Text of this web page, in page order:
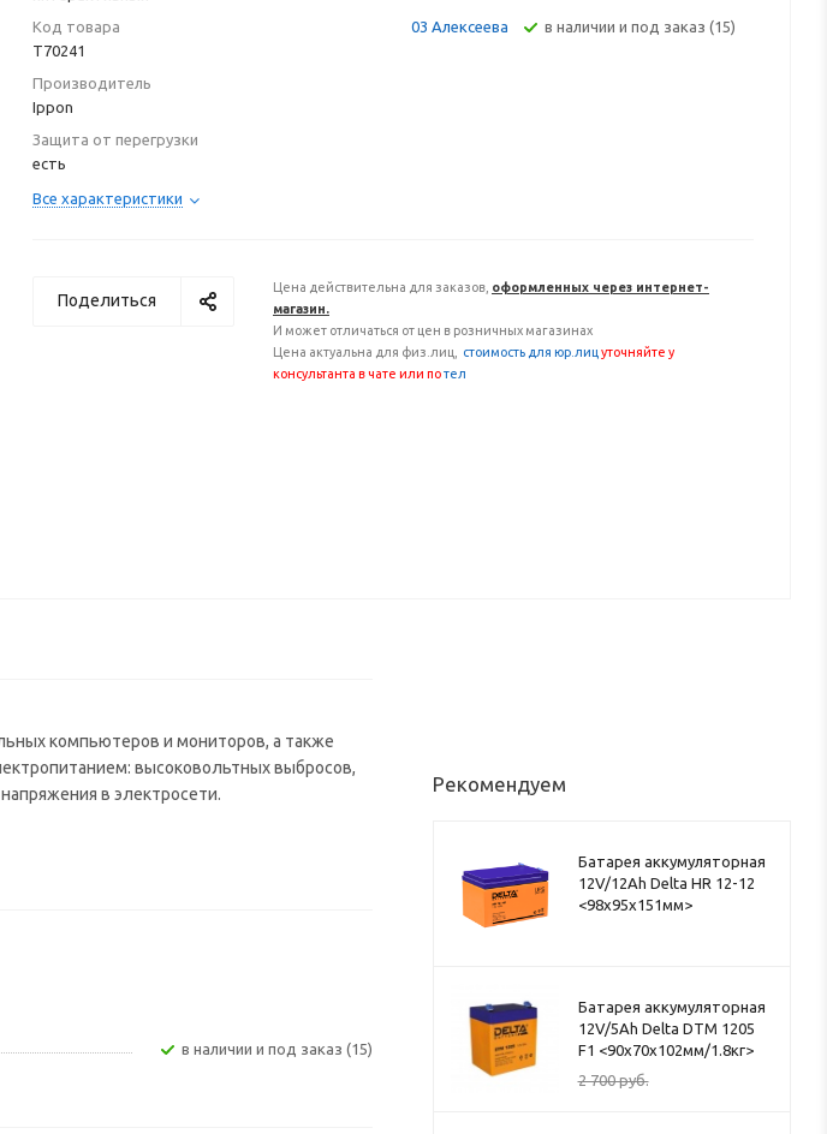
Код товара
T70241
Производитель
Ippon
Защита от перегрузки
есть
Все характеристики
03 Алексеева В наличии и под заказ (15)
Поделиться
Цена действительна для заказов, оформленных через интернет-
магазин.
И может отличаться от цен в розничных магазинах
Цена актуальна для физ.лиц,
стоимость для юр.лиц уточняйте у
консультанта в чате или потел
компьютеров и мониторов, а также
высоковольтных выбросов,
в электросети.
В наличии и под заказ (15)
Рекомендуем
Батарея аккумуляторная
12V/12Ah Delta HR 12-12
<98x95x151мм>
Батарея аккумуляторная
12V/5Ah Delta DTM 1205
F1 <90x70x102мм/1.8кг>
2 700руб.